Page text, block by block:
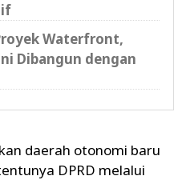
Waterfront,
Dibangun dengan
daerah otonomi baru
DPRD melalui